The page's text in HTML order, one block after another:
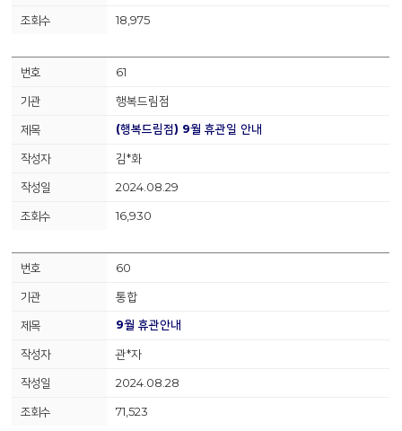
18,975
61
행복드림점
(행복드림점) 9월 휴관일 안내
김*화
2024.08.29
16,930
60
통합
9월 휴관안내
관*자
2024.08.28
71,523